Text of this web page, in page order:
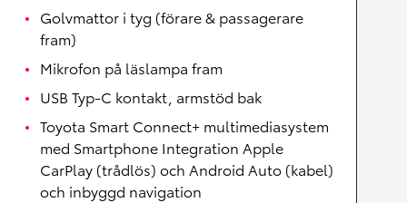
Golvmattor i tyg (förare & passagerare
fram)
Mikrofon på läslampa fram
USB Typ-C kontakt, armstöd bak
Toyota Smart Connect+ multimediasystem
med Smartphone Integration Apple
CarPlay (trådlös) och Android Auto (kabel)
och inbyggd navigation